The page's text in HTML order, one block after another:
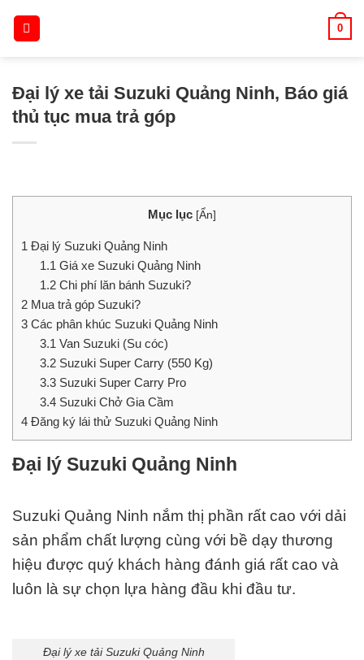
0
Đại lý xe tải Suzuki Quảng Ninh, Báo giá
thủ tục mua trả góp
Mục lục [Ẩn]
1 Đại lý Suzuki Quảng Ninh
1.1 Giá xe Suzuki Quảng Ninh
1.2Chi phí lăn bánh Suzuki?
2 Mua trả góp Suzuki?
3 Các phân khúc Suzuki Quảng Ninh
3.1 Van Suzuki (Su cóc)
3.2Suzuki Super Carry (550 Kg)
3.3Suzuki Super Carry Pro
3.4Suzuki Chở Gia Cầm
4 Đăng ký lái thử Suzuki Quảng Ninh
Đại lý Suzuki Quảng Ninh
Suzuki Quảng Ninh nắm thị phần rất cao với dải
sản phẩm chất lượng cùng với bề dạy thương
hiệu được quý khách hàng đánh giá rất cao và
luôn là sự chọn lựa hàng đầu khi đầu tư.
Đại lý xe tải Suzuki Quảng Ninh